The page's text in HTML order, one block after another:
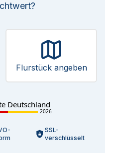
Flurstück angeben
Deutschland
2026
SSL-
verschlüsselt